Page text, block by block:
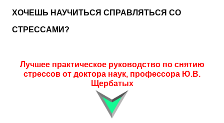
ХОЧЕШЬ НАУЧИТЬСЯ СПРАВЛЯТЬСЯ СО
СТРЕССАМИ?
Лучшее практическое руководство по снятию
стрессов от доктора наук, профессора Ю.В.
Щербатых